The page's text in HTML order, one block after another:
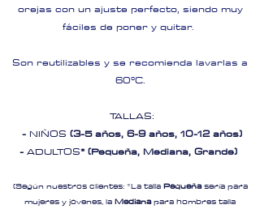
orejas con un ajuste perfecto, siendo muy
fáciles de poner y quitar.
Son reutilizables y se recomienda lavarlas a
60ºC.
TALLAS:
- NIÑOS (3-5 años, 6-9 años, 10-12 años)
- ADULTOS* (Pequeña, Mediana, Grande)
(Según nuestros clientes: *La tallaPequeñasería para
mujeres y jóvenes, laMedianapara hombres talla